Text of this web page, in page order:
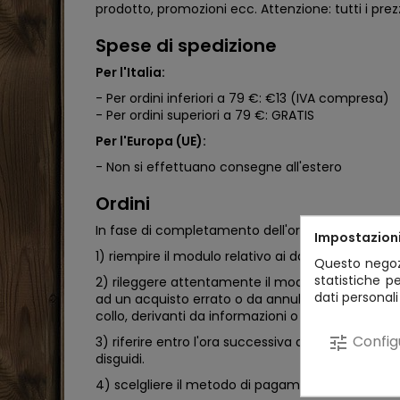
prodotto, promozioni ecc. Attenzione: tutti i
Spese di spedizione
Per l'Italia:
- Per ordini inferiori a 79 €: €13 (IVA compresa)
- Per ordini superiori a 79 €: GRATIS
Per l'Europa (UE):
- Non si effettuano consegne all'estero
Ordini
In fase di completamento dell'ordine al Cliente
1) riempire il modulo relativo ai dati personali;
2) rileggere attentamente il modulo, in tutte le
ad un acquisto errato o da annullare e non
collo, derivanti da informazioni o dati
3) riferire entro l'ora successiva all’ordine
disguidi.
4) scelgliere il metodo di pagamento:
Questo
statistiche
dati
tune